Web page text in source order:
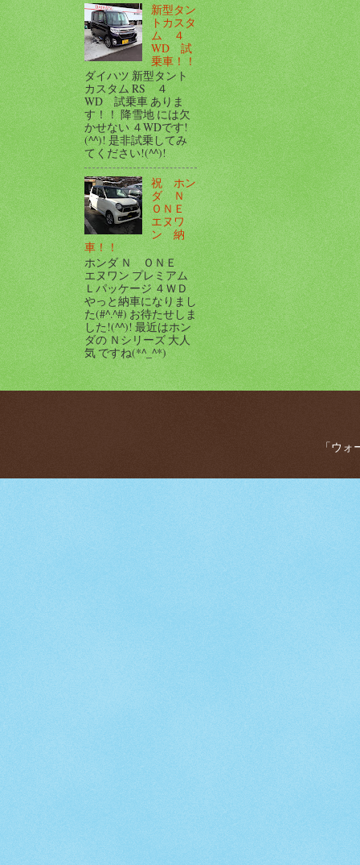
新型タン
トカスタ
ム ４
WD 試
乗車！！
ダイハツ 新型タント
カスタム RS ４
WD 試乗車 ありま
す！！ 降雪地 には欠
かせない ４WDです!
(^^)! 是非試乗してみ
てください!(^^)!
祝 ホン
ダ Ｎ
ＯＮＥ
エヌワ
ン 納
車！！
ホンダ Ｎ ＯＮＥ
エヌワン プレミアム
Ｌパッケージ ４ＷＤ
やっと納車になりまし
た(#^.^#) お待たせしま
した!(^^)! 最近はホン
ダの Ｎシリーズ 大人
気 ですね(*^_^*)
「ウ